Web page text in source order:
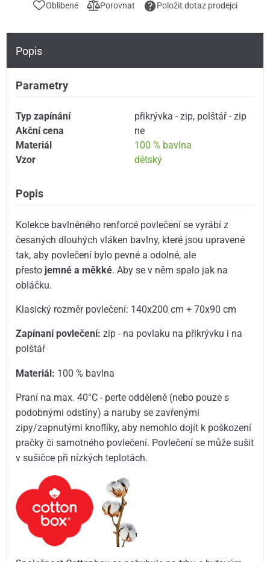
Oblíbené Porovnat Položit dotaz prodejci
Popis
Parametry
Typ zapínání přikrývka - zip, polštář - zip
Akční cena
ne
Materiál
100 % bavlna
Vzor
dětský
Popis
Kolekce bavlněného renforcé povlečení se vyrábí z
česaných dlouhých vláken bavlny, které jsou upravené
tak, aby povlečení bylo pevné a odolné, ale
přesto jemné a měkké. Aby se v něm spalo jak na
obláčku.
Klasický rozměr povlečení: 140x200 cm + 70x90 cm
Zapínaní povlečení: zip - na povlaku na přikrývku i na
polštář
Materiál: 100 % bavlna
Praní na max. 40°C - perte odděleně (nebo pouze s
podobnými odstíny) a naruby se zavřenými
zipy/zapnutými knoflíky, aby nemohlo dojít k poškození
pračky či samotného povlečení. Povlečení se může sušit
v sušičce při nízkých teplotách.